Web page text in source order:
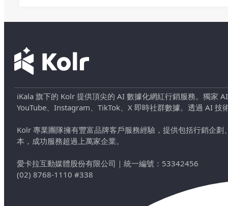
iKala 旗下的 Kolr 提供頂尖的 AI 數據化網紅行銷服務。獨家
YouTube、Instagram、TikTok、X 即時社群數據。透過 AI
Kolr 專業團隊擁有豐富品牌客戶服務經驗，提供包括行銷企
本，成功服務超過上萬家企業。
愛卡拉互動媒體股份有限公司 ｜ 統一編號：53342456
(02) 8768-1110 #338